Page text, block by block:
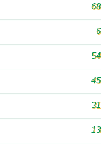
68
6
54
45
31
13